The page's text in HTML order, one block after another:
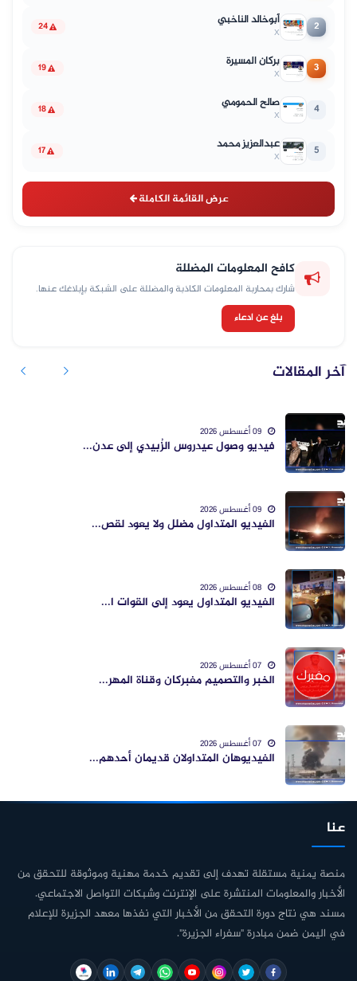
2 أبوخالد الناخبي
X
24
3 بركان المسيرة
X
19
4 صالح الحمومي
X
18
5 عبدالعزيز محمد
X
17
عرض القائمة الكاملة
كافح المعلومات المضللة
شارك بمحاربة المعلومات الكاذبة والمضللة على الشبكة بإبلاغك عنها.
بلغ عن ادعاء
آخر المقالات
فيديو وصول عيدروس الزُبيدي إلى عدن...
الفيديو المتداول مضلل ولا يعود لقص...
الفيديو المتداول يعود إلى القوات ا...
الخبر والتصميم مفبركان وقناة المهر...
الفيديوهان المتداولان قديمان أحدهم...
عنا
منصة يمنية مستقلة تهدف إلى تقديم خدمة مهنية وموثوقة للتحقق من
الأخبار والمعلومات المنتشرة على الإنترنت وشبكات التواصل الاجتماعي.
مسند هي نتاج دورة التحقق من الأخبار التي نفذها معهد الجزيرة للإعلام
في اليمن ضمن مبادرة "سفراء الجزيرة".